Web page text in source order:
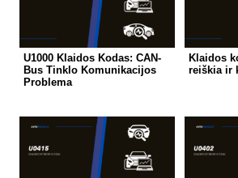
U1000 Klaidos Kodas: CAN-
Bus Tinklo Komunikacijos
Problema
Klaidos
reiškia ir